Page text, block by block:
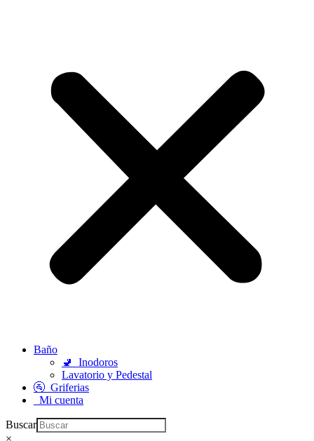
Baño
🚽
Inodoros
Lavatorio y Pedestal
🚰 Griferias
Mi cuenta
Buscar